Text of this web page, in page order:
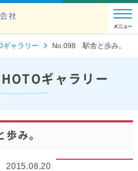
ギャラリー No.098 駅舎と歩み。
ギャラリー
み。
2015.08.20